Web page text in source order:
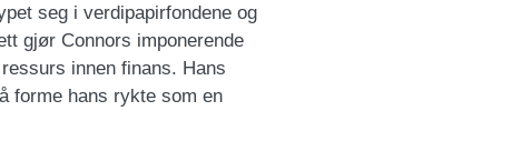
seg i verdipapirfondene og
gjør Connors imponerende
innen finans. Hans
forme hans rykte som en